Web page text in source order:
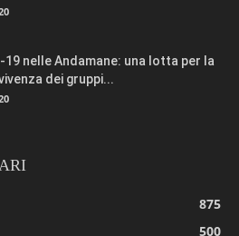
19 nelle Andamane: una lotta per la
dei gruppi...
875
500